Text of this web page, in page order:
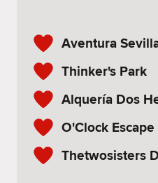
Aventura
Thinker's Park
Alquería Dos
O'Clock Escape
Thetwosisters